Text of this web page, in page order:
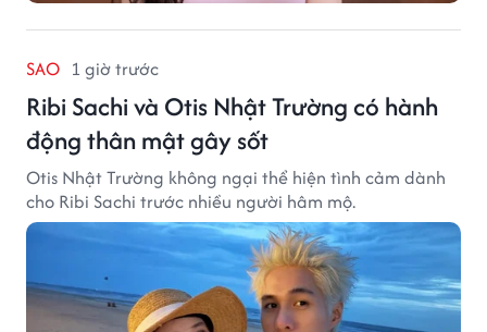
SAO 1 giờ trước
Ribi Sachi và Otis Nhật Trường có hành
động thân mật gây sốt
Otis Nhật Trường không ngại thể hiện tình cảm dành
cho Ribi Sachi trước nhiều người hâm mộ.